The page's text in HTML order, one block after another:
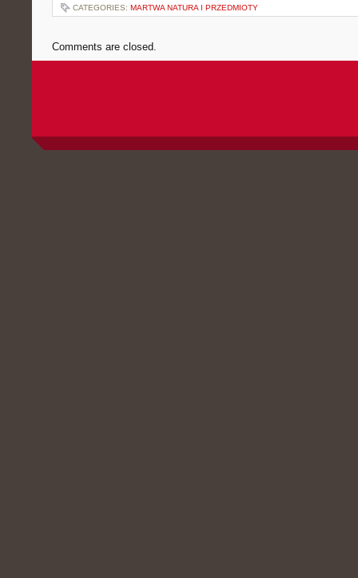
CATEGORIES: MARTWA NATURA I PRZEDMIOTY
Comments are closed.